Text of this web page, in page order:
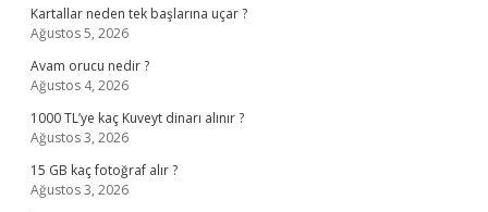
Kartallar neden tek başlarına uçar ?
Ağustos 5, 2026
Avam orucu nedir ?
Ağustos 4, 2026
1000 TL’ye kaç Kuveyt dinarı alınır ?
Ağustos 3, 2026
15 GB kaç fotoğraf alır ?
Ağustos 3, 2026